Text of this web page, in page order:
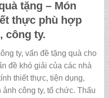
tặng – Món
thực phù hợp
công ty.
ty, vấn đề tặng quà cho
đề khó giải của các nhà
thiết thực, tiện dụng,
công ty, tổ chức. Thấu